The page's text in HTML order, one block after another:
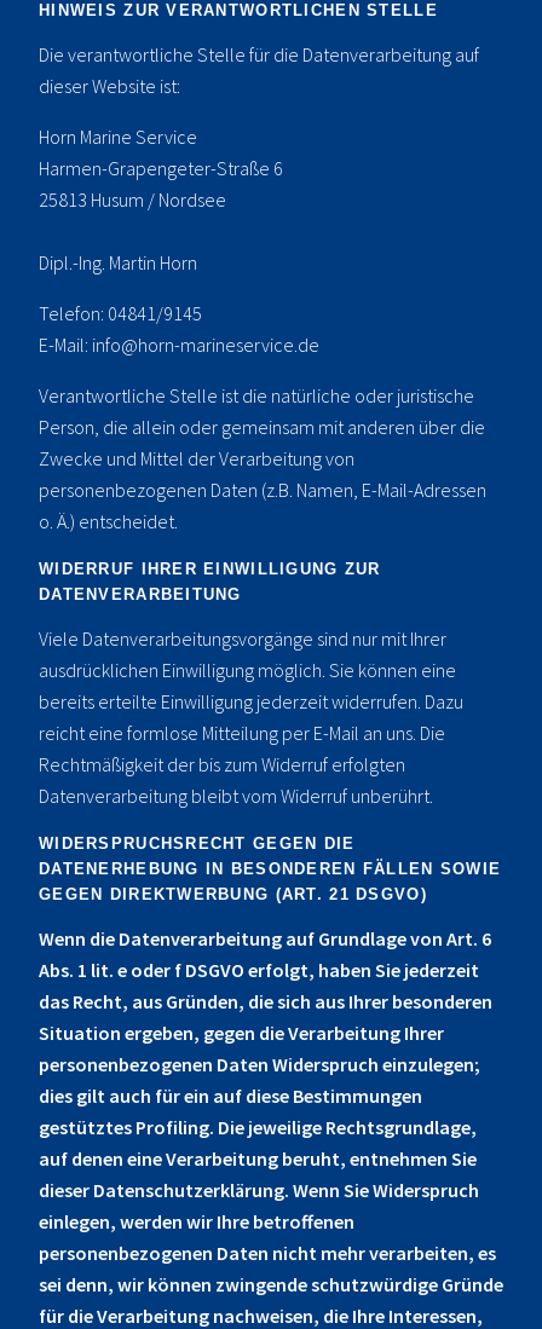
HINWEIS ZUR VERANTWORTLICHEN STELLE
Die verantwortliche Stelle für die Datenverarbeitung auf
dieser Website ist:
Horn Marine Service
Harmen-Grapengeter-Straße 6
25813 Husum / Nordsee
Dipl.-Ing. Martin Horn
Telefon: 04841/9145
E-Mail: info@horn-marineservice.de
Verantwortliche Stelle ist die natürliche oder juristische
Person, die allein oder gemeinsam mit anderen über die
Zwecke und Mittel der Verarbeitung von
personenbezogenen Daten (z.B. Namen, E-Mail-Adressen
o. Ä.) entscheidet.
WIDERRUF IHRER EINWILLIGUNG ZUR
DATENVERARBEITUNG
Viele Datenverarbeitungsvorgänge sind nur mit Ihrer
ausdrücklichen Einwilligung möglich. Sie können eine
bereits erteilte Einwilligung jederzeit widerrufen. Dazu
reicht eine formlose Mitteilung per E-Mail an uns. Die
Rechtmäßigkeit der bis zum Widerruf erfolgten
Datenverarbeitung bleibt vom Widerruf unberührt.
WIDERSPRUCHSRECHT GEGEN DIE
DATENERHEBUNG IN BESONDEREN FÄLLEN SOWIE
GEGEN DIREKTWERBUNG (ART. 21 DSGVO)
Wenn die Datenverarbeitung auf Grundlage von Art. 6
Abs. 1 lit. e oder f DSGVO erfolgt, haben Sie jederzeit
das Recht, aus Gründen, die sich aus Ihrer besonderen
Situation ergeben, gegen die Verarbeitung Ihrer
personenbezogenen Daten Widerspruch einzulegen;
dies gilt auch für ein auf diese Bestimmungen
gestütztes Profiling. Die jeweilige Rechtsgrundlage,
auf denen eine Verarbeitung beruht, entnehmen Sie
dieser Datenschutzerklärung. Wenn Sie Widerspruch
einlegen, werden wir Ihre betroffenen
personenbezogenen Daten nicht mehr verarbeiten, es
sei denn, wir können zwingende schutzwürdige Gründe
für die Verarbeitung nachweisen, die Ihre Interessen,